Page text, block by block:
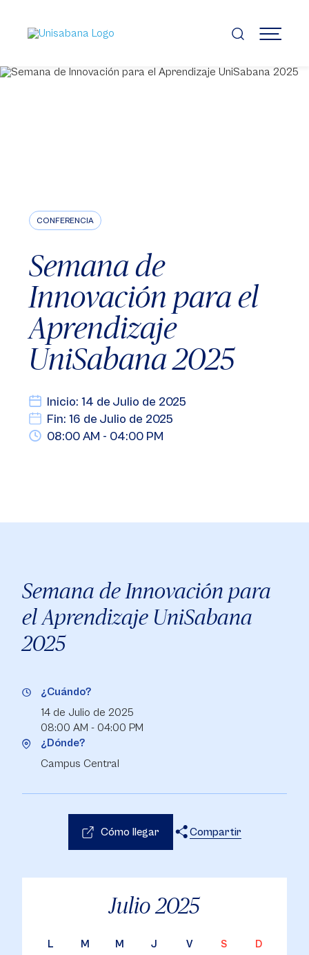
contenido
principal
MENÚ
CONFERENCIA
Semana de
Innovación para el
Aprendizaje
UniSabana 2025
Inicio: 14 de Julio de 2025
Fin: 16 de Julio de 2025
08:00 AM - 04:00 PM
Semana de Innovación para
el Aprendizaje UniSabana
2025
Julio 2025
L M M J V S
D
¿Cuándo?
14 de Julio de 2025
08:00 AM - 04:00 PM
¿Dónde?
Campus Central
Cómo llegar
Compartir